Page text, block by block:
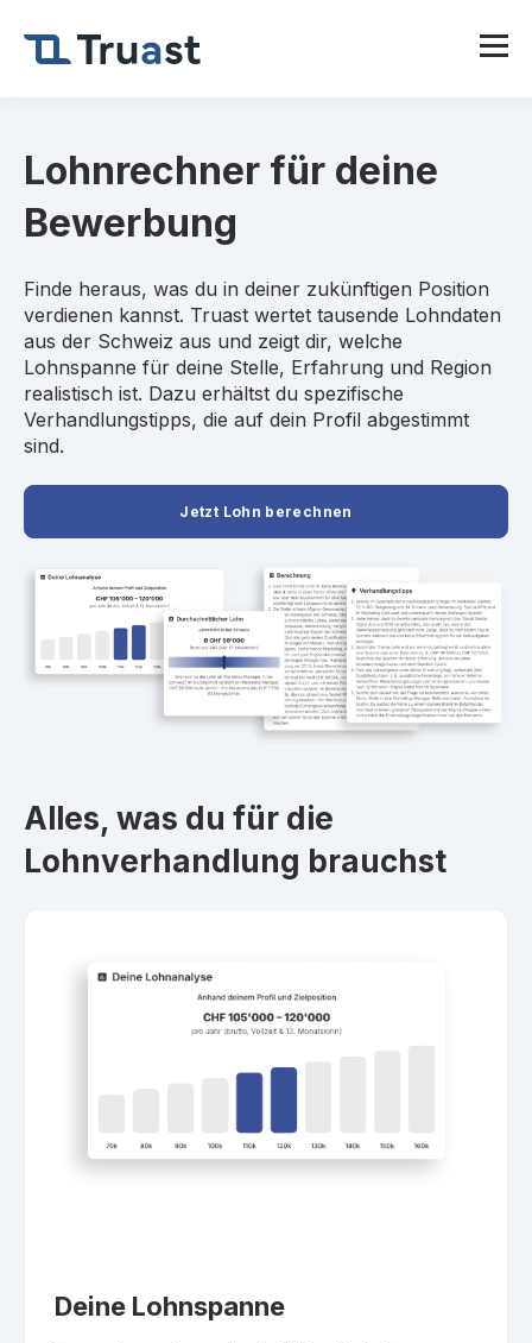
Lohnrechner für deine
Bewerbung
Finde heraus, was du in deiner zukünftigen Position
verdienen kannst. Truast wertet tausende Lohndaten
aus der Schweiz aus und zeigt dir, welche
Lohnspanne für deine Stelle, Erfahrung und Region
realistisch ist. Dazu erhältst du spezifische
Verhandlungstipps, die auf dein Profil abgestimmt
sind.
Jetzt Lohn berechnen
Alles, was du für die
Lohnverhandlung brauchst
Deine Lohnspanne